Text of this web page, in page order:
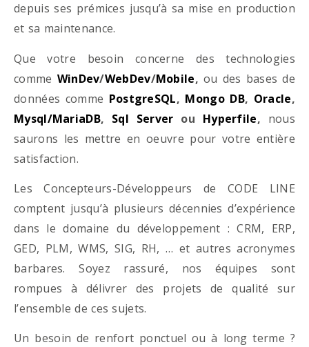
depuis ses prémices jusqu’à sa mise en production
et sa maintenance.
Que votre besoin concerne des technologies
comme WinDev/WebDev/Mobile, ou des bases de
données comme PostgreSQL, Mongo DB, Oracle,
Mysql/MariaDB, Sql Server ou Hyperfile, nous
saurons les mettre en oeuvre pour votre entière
satisfaction.
Les Concepteurs-Développeurs de CODE LINE
comptent jusqu’à plusieurs décennies d’expérience
dans le domaine du développement : CRM, ERP,
GED, PLM, WMS, SIG, RH, … et autres acronymes
barbares. Soyez rassuré, nos équipes sont
rompues à délivrer des projets de qualité sur
l’ensemble de ces sujets.
Un besoin de renfort ponctuel ou à long terme ?